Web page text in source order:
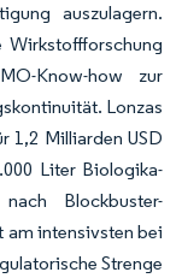
auszulagern.
Wirkstoffforschung
Know-how zur
Lonzas
1,2 Milliarden USD
Liter Biologika-
Blockbuster-
am intensivsten bei
Strenge